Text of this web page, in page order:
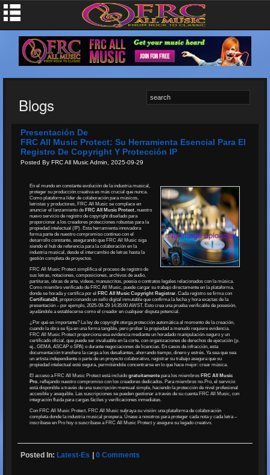
Blogs
Presentación De
FRC All Music Protect: Su Herramienta Esencial Para El
Registro De Copyright Y Protección IP
Posted By FRC All Music Admin, 2025-09-29
En el mundo en constante evolución de la industria musical,
proteger su producción creativa es más crucial que nunca.
Como plataforma líder de colaboración para músicos,
letristas y productores, FRC All Music se complace en
anunciar el lanzamiento de FRC All Music Protect, nuestro
nuevo servicio de registro de copyright diseñado para
proporcionar a los creadores protecciones robustas para la
propiedad intelectual (IP). Esta herramienta innovadora
forma parte de nuestro compromiso continuo con el
desarrollo constante, asegurando que FRC All Music siga
siendo el hub de referencia para la colaboración en la
industria musical, desde el intercambio de letras hasta la
gestión completa de proyectos.
FRC All Music Protect simplifica el proceso de registro de
sus letras, notaciones, composiciones, archivos de audio,
partituras, obras de arte, videos, manuscritos, poesía o contratos legales relacionados con la música.
Como miembro verificado de FRC All Music, puede cargar su trabajo directamente en la plataforma,
donde se horada y certifica por el FRC All Music Copyright Registrar. Cada registro se firma con
Certificate24, proporcionando un sello digital inmutable que confirma la fecha y hora exactas de la
presentación – por ejemplo, 2025-09-29 14:35:00 AWST. Esto crea una prueba verificable de posesión,
ayudándole a establecerse como el creador en cualquier disputa potencial.
¿Por qué es importante? La ley de copyright otorga protección automática al momento de la creación,
cuando la obra se fija en una forma tangible, pero probar la propiedad a menudo requiere evidencia.
FRC All Music Protect proporciona esa evidencia mediante un horadado manipulación-seguro y un
certificado oficial, que puede ser invaluable en la corte, con organizaciones de derechos de ejecución (p.
ej., GEMA, ASCAP o SPA) o durante negociaciones de licencias. En casos de infracción, esta
documentación transfiere la carga a los desafiantes, ahorrando tiempo, dinero y estrés. Ya sea que sea
un artista independiente o parte de un proyecto colaborativo, registrar su trabajo asegura que su
propiedad intelectual esté segura, permitiéndole concentrarse en lo que hace mejor: crear música.
El acceso a FRC All Music Protect está incluidogratuitamente para los miembros FRC All Music
Pro, reflejando nuestro compromiso con los creadores dedicados. Para miembros no-Pro, el servicio
está disponible a través de una suscripción mensual simple, haciendo la protección de nivel profesional
accesible y asequible. Las suscripciones se pueden gestionar a través de su cuenta FRC All Music, con
integración fluida para cargas fáciles y verificaciones inmediatas.
Con FRC All Music Protect, FRC All Music subraya su visión: una plataforma de colaboración
completa donde la industria musical prospera. Únase a nosotros para proteger cada nota y cada letra –
inscríbase en Pro hoy o suscríbase a FRC All Music Protect y asegure su legado creativo.
Posted In: Latest-Es |0 Comments